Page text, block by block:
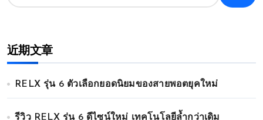
近期文章
RELX รุ่น 6 ตัวเลือกยอดนิยมของสายพอตยุคใหม่
รีวิว RELX รุ่น 6 ดีไซน์ใหม่ เทคโนโลยีล้ำกว่าเดิม